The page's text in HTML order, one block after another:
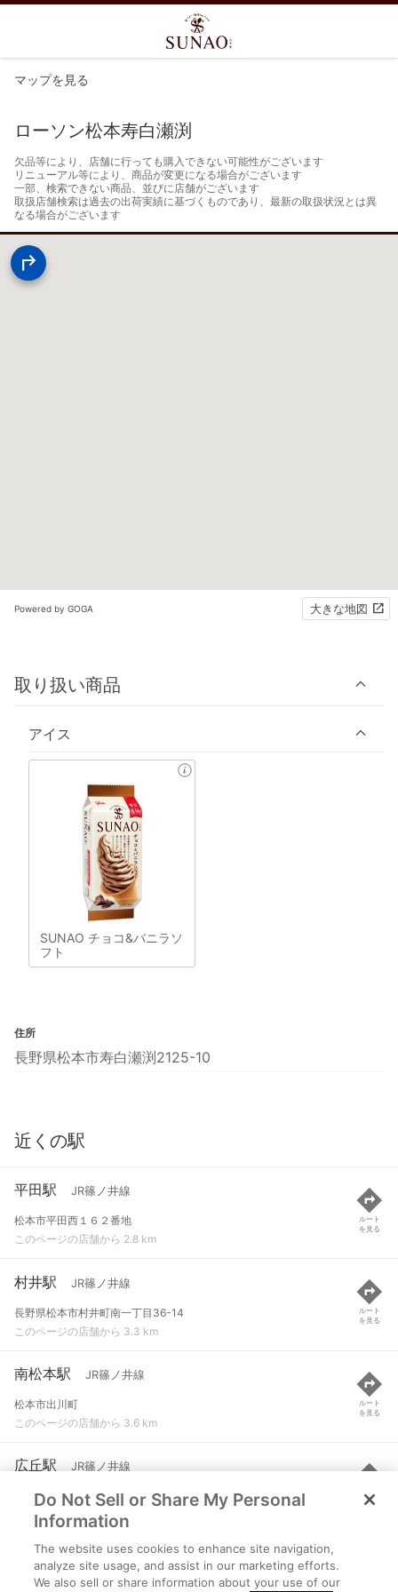
マップを見る
ローソン松本寿白瀬渕
欠品等により、店舗に行っても購入できない可能性がございます
リニューアル等により、商品が変更になる場合がございます
一部、検索できない商品、並びに店舗がございます
取扱店舗検索は過去の出荷実績に基づくものであり、最新の取扱状況とは異
なる場合がございます
Powered by GOGA 大きな地図
取り扱い商品
アイス
SUNAO チョコ&バニラソ
フト
住所
長野県松本市寿白瀬渕2125-10
近くの駅
平田駅 JR篠ノ井線
松本市平田西１６２番地
このページの店舗から 2.8 km
ルート
を見る
村井駅 JR篠ノ井線
長野県松本市村井町南一丁目36-14
このページの店舗から 3.3 km
ルート
を見る
南松本駅 JR篠ノ井線
松本市出川町
このページの店舗から 3.6 km
ルート
を見る
広丘駅 JR篠ノ井線
塩尻市大字広丘野村
このページの店舗から 5.4 km
ルート
を見る
西松本駅 上高地線
松本市中条３-１５
Do Not Sell or Share My Personal
Information
The website uses cookies to enhance site navigation,
analyze site usage, and assist in our marketing efforts.
We also sell or share information about your use of our